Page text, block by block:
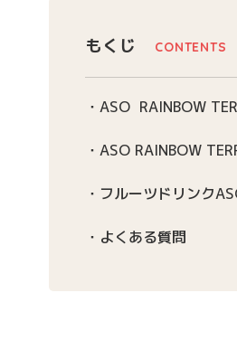
もくじ
ASO RAINBOW
ASO RAINBOW
フルーツドリンク
よくある質問